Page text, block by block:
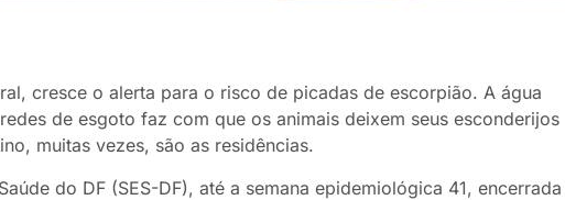
cresce o alerta para o risco de picadas de escorpião. A água
de esgoto faz com que os animais deixem seus esconderijos
muitas vezes, são as residências.
do DF (SES-DF), até a semana epidemiológica 41, encerrada